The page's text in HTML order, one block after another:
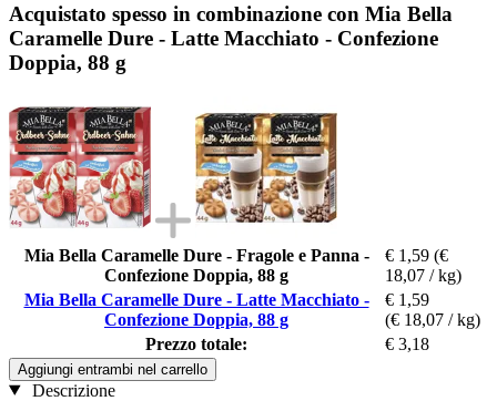
Acquistato spesso in combinazione con Mia Bella
Caramelle Dure - Latte Macchiato - Confezione
Doppia, 88 g
Mia Bella Caramelle Dure - Fragole e Panna -
Confezione Doppia, 88 g
€ 1,59 (€
18,07 / kg)
Mia Bella Caramelle Dure - Latte Macchiato -
Confezione Doppia, 88 g
€ 1,59
(€ 18,07 / kg)
Prezzo totale:
€ 3,18
Aggiungi entrambi nel carrello
Descrizione